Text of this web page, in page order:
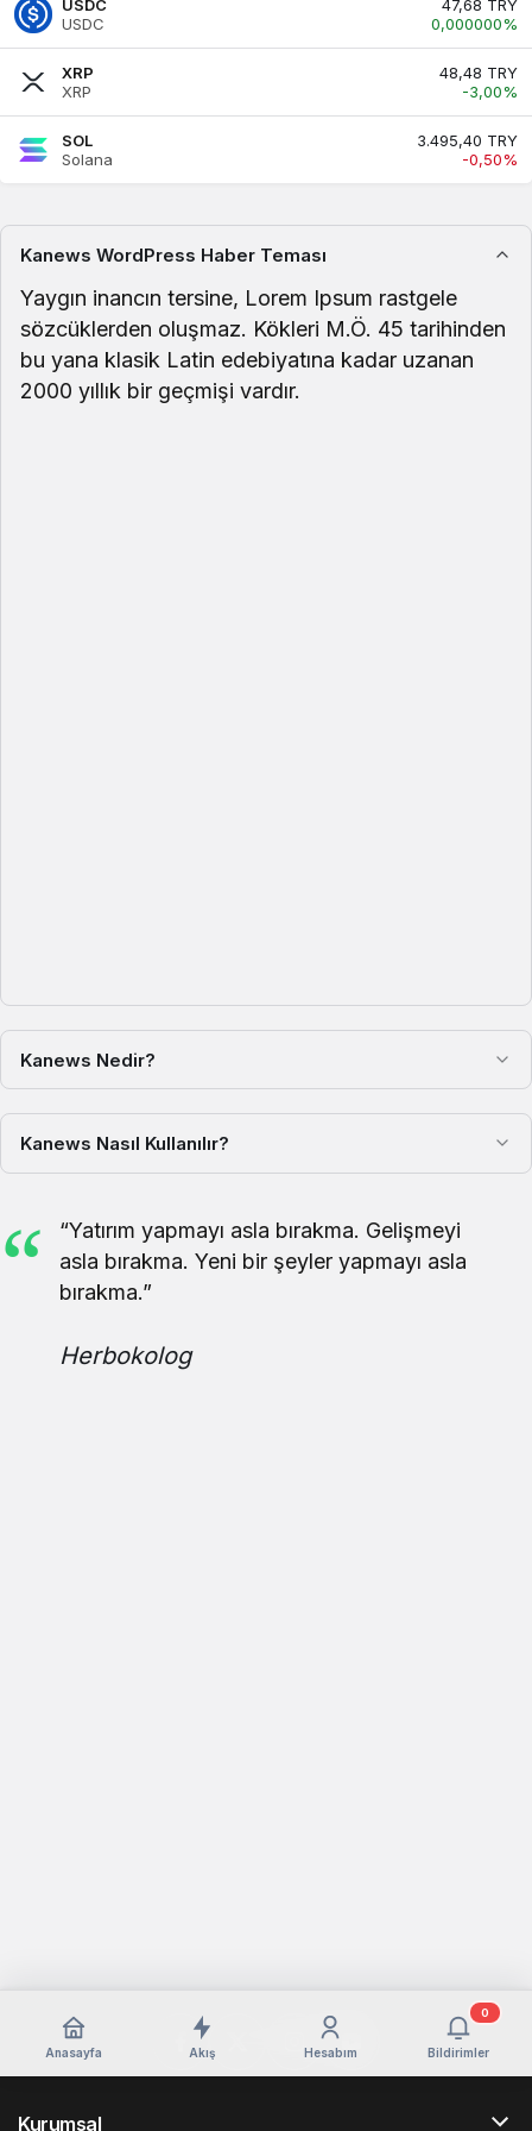
VND -0.01%
0.93%
Euro/Dolar -0.01%
USDC
USDC
47,68 TRY
0,000000%
XRP
XRP
48,48 TRY
-3,00%
SOL
Solana
3.495,40 TRY
-0,50%
Kanews WordPress Haber Teması
Yaygın inancın tersine, Lorem Ipsum rastgele
sözcüklerden oluşmaz. Kökleri M.Ö. 45 tarihinden
bu yana klasik Latin edebiyatına kadar uzanan
2000 yıllık bir geçmişi vardır.
Kanews Nedir?
Kanews Nasıl Kullanılır?
“Yatırım yapmayı asla bırakma. Gelişmeyi
asla bırakma. Yeni bir şeyler yapmayı asla
bırakma.”
Herbokolog
Anasayfa Akış Hesabım Bildirimler
0
Kurumsal